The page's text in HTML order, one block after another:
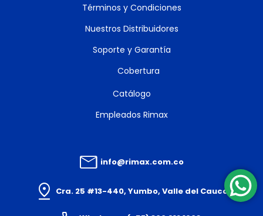
Términos y Condiciones
Nuestros Distribuidores
Soporte y Garantía
Cobertura
Catálogo
Empleados Rimax
info@rimax.com.co
Cra. 25 #13-440, Yumbo, Valle del Cauca